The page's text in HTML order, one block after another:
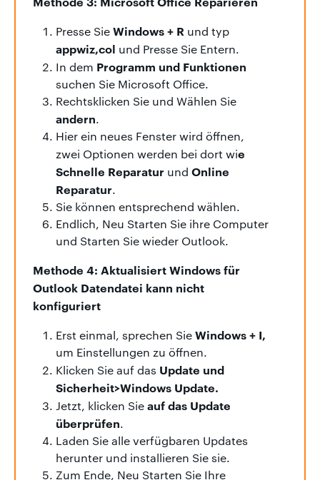
Presse SieWindows + R und typ
appwiz,col und Presse Sie Entern.
In dem Programm und Funktionen
suchen Sie Microsoft Office.
Rechtsklicken Sie und Wählen Sie
andern.
Hier ein neues Fenster wird öffnen,
zwei Optionen werden bei dort wie
Schnelle Reparatur und Online
Reparatur.
Sie können entsprechend wählen.
Endlich, Neu Starten Sie ihre Computer
und Starten Sie wieder Outlook.
Methode 4: Aktualisiert Windows für
Outlook Datendatei kann nicht
konfiguriert
Erst einmal, sprechen SieWindows + I,
um Einstellungen zu öffnen.
Klicken Sie auf das Update und
Sicherheit>Windows Update.
Jetzt, klicken Sieauf das Update
überprüfen.
Laden Sie alle verfügbaren Updates
herunter und installieren Sie sie.
Zum Ende, Neu Starten Sie Ihre